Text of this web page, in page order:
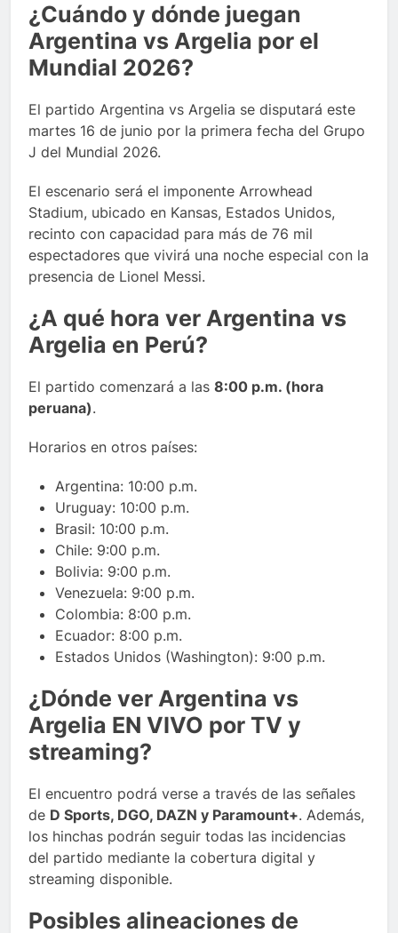
¿Cuándo y dónde juegan
Argentina vs Argelia por el
Mundial 2026?
El partido Argentina vs Argelia se disputará este
martes 16 de junio por la primera fecha del Grupo
J del Mundial 2026.
El escenario será el imponente Arrowhead
Stadium, ubicado en Kansas, Estados Unidos,
recinto con capacidad para más de 76 mil
espectadores que vivirá una noche especial con la
presencia de Lionel Messi.
¿A qué hora ver Argentina vs
Argelia en Perú?
El partido comenzará a las 8:00 p.m. (hora
peruana).
Horarios en otros países:
Argentina: 10:00 p.m.
Uruguay: 10:00 p.m.
Brasil: 10:00 p.m.
Chile: 9:00 p.m.
Bolivia: 9:00 p.m.
Venezuela: 9:00 p.m.
Colombia: 8:00 p.m.
Ecuador: 8:00 p.m.
Estados Unidos (Washington): 9:00 p.m.
¿Dónde ver Argentina vs
Argelia EN VIVO por TV y
streaming?
El encuentro podrá verse a través de las señales
de D Sports, DGO, DAZN y Paramount+. Además,
los hinchas podrán seguir todas las incidencias
del partido mediante la cobertura digital y
streaming disponible.
Posibles alineaciones de